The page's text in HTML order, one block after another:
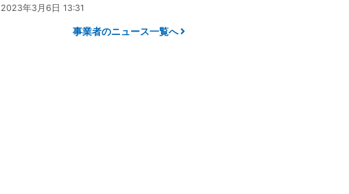
2023年3月6日 13:31
事業者のニュース一覧へ